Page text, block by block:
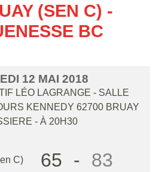
(SEN C) -
BC
12 MAI 2018
LÉO LAGRANGE - SALLE
KENNEDY 62700 BRUAY
- À 20H30
C) 65 - 83